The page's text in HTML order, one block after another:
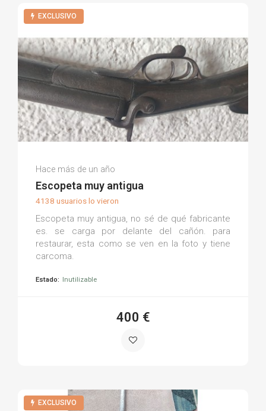
EXCLUSIVO
Milton Fabian C.
Hace más de un año
Escopeta muy antigua
4138 usuarios lo vieron
Escopeta muy antigua, no sé de qué fabricante
es. se carga por delante del cañón. para
restaurar, esta como se ven en la foto y tiene
carcoma.
Estado: Inutilizable
400 €
EXCLUSIVO